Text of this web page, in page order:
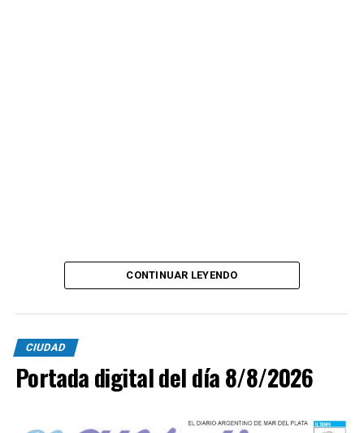
CONTINUAR LEYENDO
CIUDAD
Portada digital del día 8/8/2026